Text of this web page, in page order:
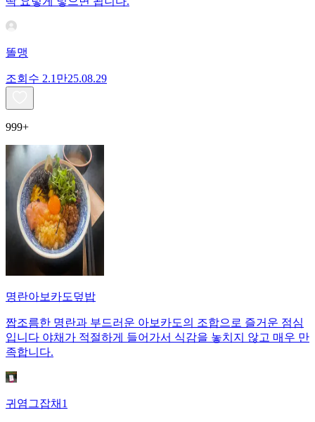
똘맹
조회수 2.1만25.08.29
999+
명란아보카도덮밥
짭조름한 명란과 부드러운 아보카도의 조합으로 즐거운 점심
입니다 야채가 적절하게 들어가서 식감을 놓치지 않고 매우 만
족합니다.
귀염그잡채1